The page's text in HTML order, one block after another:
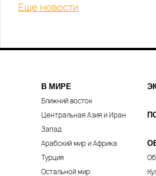
Еще новости
В МИРЕ
Ближний восток
Центральная Азия и Иран
Запад
Арабский мир и Африка
Турция
Остальной мир